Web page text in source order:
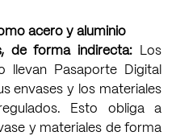
acero y aluminio
de forma indirecta:
Los
llevan Pasaporte Digital
envases y los materiales
Esto obliga a
y materiales de forma